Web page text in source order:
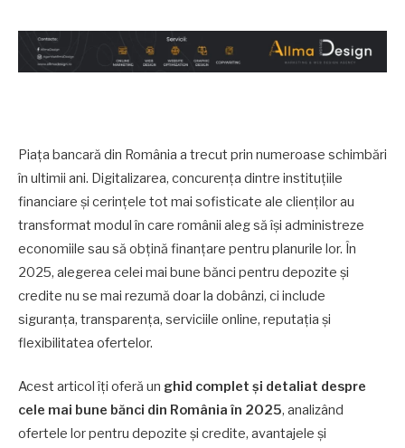
Piața bancară din România a trecut prin numeroase schimbări
în ultimii ani. Digitalizarea, concurența dintre instituțiile
financiare și cerințele tot mai sofisticate ale clienților au
transformat modul în care românii aleg să își administreze
economiile sau să obțină finanțare pentru planurile lor. În
2025, alegerea celei mai bune bănci pentru depozite și
credite nu se mai rezumă doar la dobânzi, ci include
siguranța, transparența, serviciile online, reputația și
flexibilitatea ofertelor.
Acest articol îți oferă un ghid complet și detaliat despre
cele mai bune bănci din România în 2025, analizând
ofertele lor pentru depozite și credite, avantajele și